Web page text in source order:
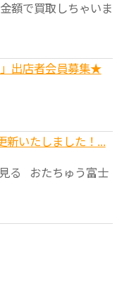
額で買取しちゃいま
出店者会員募集★
新いたしました！...
る おたちゅう富士